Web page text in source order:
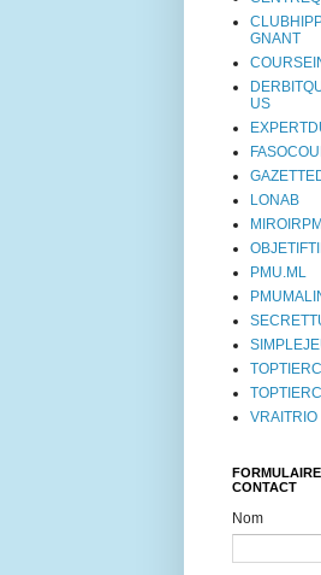
GNANT
US
LONAB
PMU.ML
VRAITRIO
CONTACT
Nom